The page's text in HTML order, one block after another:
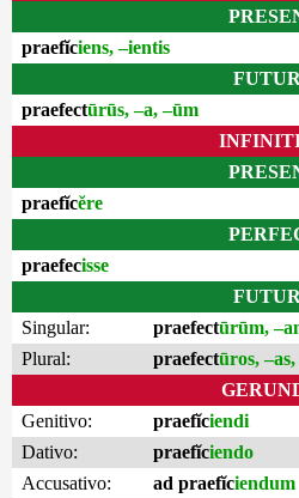
praefĭciens, –ientis
praefectūrūs, –a, –ūm
praefĭcĕre
praefecisse
Singular:
praefectūrūm,
Plural:
praefectūros, –as,
Genitivo:
praefĭciendi
Dativo:
praefĭciendo
Accusativo:
ad praefĭciendum